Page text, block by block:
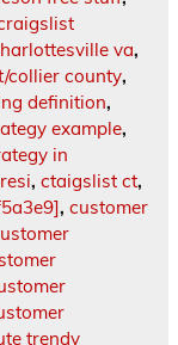
va,
collier county,
definition,
example,
in
, ctaigslist ct,
, customer
trendy